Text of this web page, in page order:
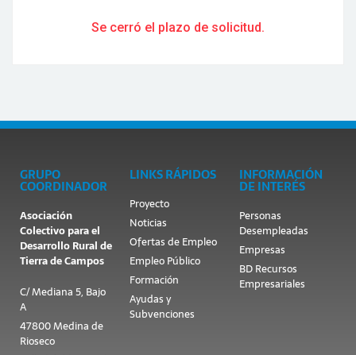
Se cerró el plazo de solicitud.
GRUPO
COORDINADOR
Asociación
Colectivo para el
Desarrollo Rural de
Tierra de Campos
C/ Mediana 5, Bajo
A
47800 Medina de
Rioseco
LINKS RÁPIDOS
Proyecto
Noticias
Ofertas de Empleo
Empleo Público
Formación
Ayudas y
Subvenciones
INFORMACIÓN
DE INTERÉS
Personas
Desempleadas
Empresas
BD Recursos
Empresariales